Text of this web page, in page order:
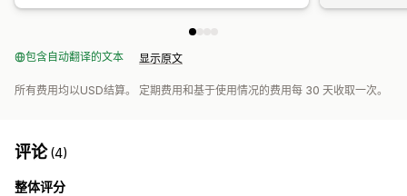
包含自动翻译的文本 显示原文
所有费用均以USD结算。 定期费用和基于使用情况的费用每 30 天收取一次。
评论(4)
整体评分